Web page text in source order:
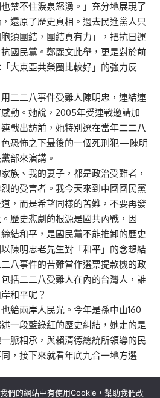
禁不住淚泉怒湧。」充分地展現了
還原了歷史真相。過去民進黨人只
須團結，團結真有力」，把抗日運
國民黨。鄭麗文此舉，更是對於前
大東亞共榮圈比較好」的強力反
二二八事件受難人陳明忠，連結連
動。她說，2005年受連戰邀請加
戰出訪前，她特別選在當年二二八
恐怖之下最後的一個死刑犯—陳明
部來演講。
族、我的妻子，都是政治受難者，
的受害者。我今天來到中國國民黨
，而是希望同樣的苦難，不要再發
歷史悲劇的根源是國共內戰，因
結和平，是國民黨不能推卸的歷史
陳明忠老先生對「和平」的念想結
八事件的苦難當作選票提款機的政
括二二八受難人在內的台灣人，誰
和平呢？
給兩岸人民光。今年是孫中山160
一段藍綠紅的歷史糾結，她走的是
脈相承，與賴清德總統所領導的民
，接下來就看年底九合一地方選
們的網站中有使用Cookie，幫助我們改